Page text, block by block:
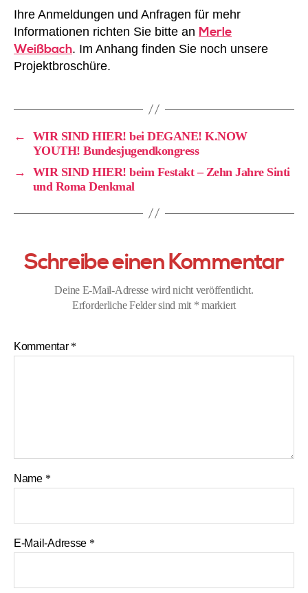
Ihre Anmeldungen und Anfragen für mehr
Informationen richten Sie bitte an Merle
Weißbach. Im Anhang finden Sie noch unsere
Projektbroschüre.
←
WIR SIND HIER! bei DEGANE! K.NOW
YOUTH! Bundesjugendkongress
→
WIR SIND HIER! beim Festakt – Zehn Jahre Sinti
und Roma Denkmal
Schreibe einen Kommentar
Deine E-Mail-Adresse wird nicht veröffentlicht.
Erforderliche Felder sind mit * markiert
Kommentar *
Name *
E-Mail-Adresse *